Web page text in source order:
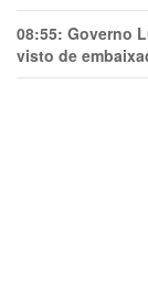
08:55: Governo
visto de